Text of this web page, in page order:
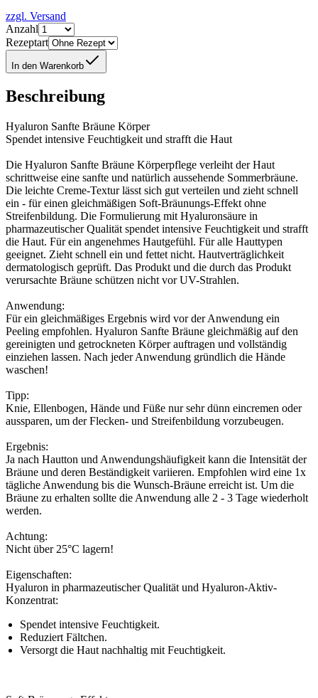
zzgl. Versand
Anzahl
Rezeptart
In den Warenkorb
Beschreibung
Hyaluron Sanfte Bräune Körper
Spendet intensive Feuchtigkeit und strafft die Haut
Die Hyaluron Sanfte Bräune Körperpflege verleiht der Haut
schrittweise eine sanfte und natürlich aussehende Sommerbräune.
Die leichte Creme-Textur lässt sich gut verteilen und zieht schnell
ein - für einen gleichmäßigen Soft-Bräunungs-Effekt ohne
Streifenbildung. Die Formulierung mit Hyaluronsäure in
pharmazeutischer Qualität spendet intensive Feuchtigkeit und strafft
die Haut. Für ein angenehmes Hautgefühl. Für alle Hauttypen
geeignet. Zieht schnell ein und fettet nicht. Hautverträglichkeit
dermatologisch geprüft. Das Produkt und die durch das Produkt
verursachte Bräune schützen nicht vor UV-Strahlen.
Anwendung:
Für ein gleichmäßiges Ergebnis wird vor der Anwendung ein
Peeling empfohlen. Hyaluron Sanfte Bräune gleichmäßig auf den
gereinigten und getrockneten Körper auftragen und vollständig
einziehen lassen. Nach jeder Anwendung gründlich die Hände
waschen!
Tipp:
Knie, Ellenbogen, Hände und Füße nur sehr dünn eincremen oder
aussparen, um der Flecken- und Streifenbildung vorzubeugen.
Ergebnis:
Ja nach Hautton und Anwendungshäufigkeit kann die Intensität der
Bräune und deren Beständigkeit variieren. Empfohlen wird eine 1x
tägliche Anwendung bis die Wunsch-Bräune erreicht ist. Um die
Bräune zu erhalten sollte die Anwendung alle 2 - 3 Tage wiederholt
werden.
Achtung:
Nicht über 25°C lagern!
Eigenschaften:
Hyaluron in pharmazeutischer Qualität und Hyaluron-Aktiv-
Konzentrat:
Spendet intensive Feuchtigkeit.
Reduziert Fältchen.
Versorgt die Haut nachhaltig mit Feuchtigkeit.